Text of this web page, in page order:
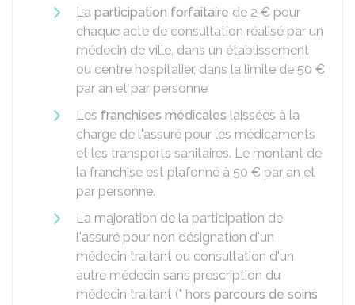
La participation forfaitaire de 2 € pour
chaque acte de consultation réalisé par un
médecin de ville, dans un établissement
ou centre hospitalier, dans la limite de 50 €
par an et par personne
Les franchises médicales laissées à la
charge de l'assuré pour les médicaments
et les transports sanitaires. Le montant de
la franchise est plafonné à 50 € par an et
par personne.
La majoration de la participation de
l'assuré pour non désignation d'un
médecin traitant ou consultation d'un
autre médecin sans prescription du
médecin traitant (" hors parcours de soins